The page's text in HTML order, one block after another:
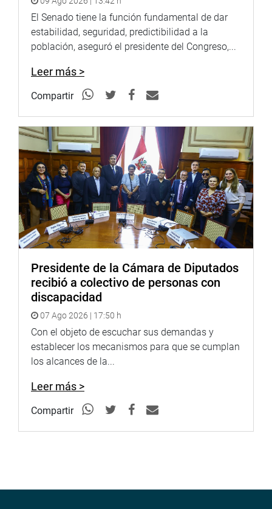
El Senado tiene la función fundamental de dar
estabilidad, seguridad, predictibilidad a la
población, aseguró el presidente del Congreso,...
Leer más >
Compartir
Presidente de la Cámara de Diputados
recibió a colectivo de personas con
discapacidad
07 Ago 2026 | 17:50 h
Con el objeto de escuchar sus demandas y
establecer los mecanismos para que se cumplan
los alcances de la...
Leer más >
Compartir